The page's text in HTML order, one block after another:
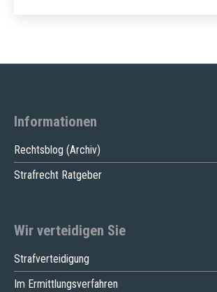
Informationen
Rechtsblog (Archiv)
Strafrecht Ratgeber
Wir verteidigen Sie
Strafverteidigung
Im Ermittlungsverfahren